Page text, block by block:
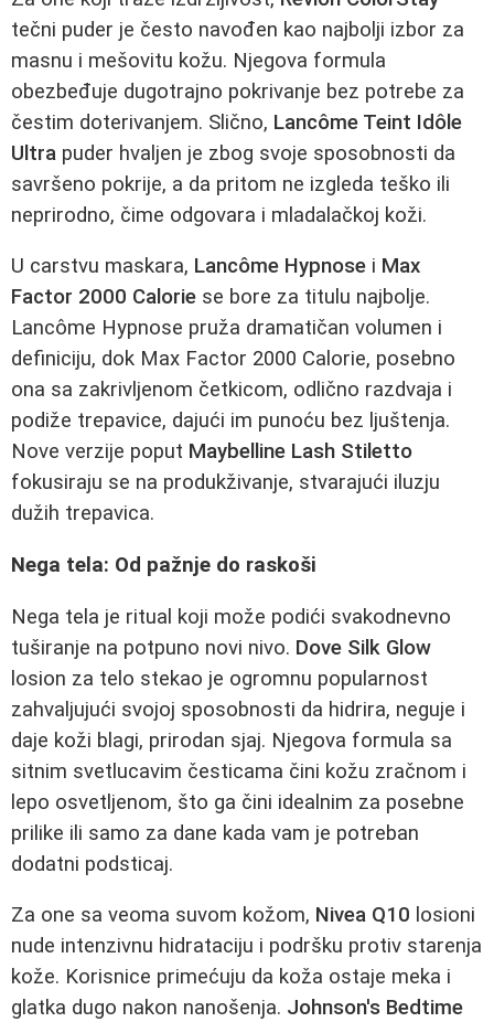
tečni puder je često navođen kao najbolji izbor za
masnu i mešovitu kožu. Njegova formula
obezbeđuje dugotrajno pokrivanje bez potrebe za
čestim doterivanjem. Slično, Lancôme Teint Idôle
Ultra puder hvaljen je zbog svoje sposobnosti da
savršeno pokrije, a da pritom ne izgleda teško ili
neprirodno, čime odgovara i mladalаčkoj koži.
U carstvu maskara, Lancôme Hypnose i Max
Factor 2000 Calorie se bore za titulu najbolje.
Lancôme Hypnose pruža dramatičan volumen i
definiciju, dok Max Factor 2000 Calorie, posebno
ona sa zakrivljenom četkicom, odlično razdvaja i
podiže trepavice, dajući im punoću bez ljuštenja.
Nove verzije poput Maybelline Lash Stiletto
fokusiraju se na produkživanje, stvarajući iluzju
dužih trepavica.
Nega tela: Od pažnje do raskoši
Nega tela je ritual koji može podići svakodnevno
tuširanje na potpuno novi nivo. Dove Silk Glow
losion za telo stekao je ogromnu popularnost
zahvaljujući svojoj sposobnosti da hidrira, neguje i
daje koži blagi, prirodan sjaj. Njegova formula sa
sitnim svetlucavim česticama čini kožu zračnom i
lepo osvetljenom, što ga čini idealnim za posebne
prilike ili samo za dane kada vam je potreban
dodatni podsticaj.
Za one sa veoma suvom kožom, Nivea Q10 losioni
nude intenzivnu hidrataciju i podršku protiv starenja
kože. Korisnice primećuju da koža ostaje meka i
glatka dugo nakon nanošenja. Johnson's Bedtime